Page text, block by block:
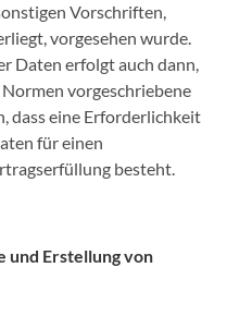
Vorschriften,
vorgesehen wurde.
Daten erfolgt auch dann,
vorgeschriebene
dass eine Erforderlichkeit
für einen
besteht.
Erstellung von